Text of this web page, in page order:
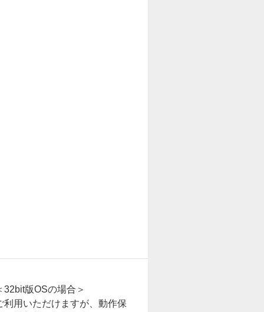
32bit版OSの場合＞
利用いただけますが、動作保